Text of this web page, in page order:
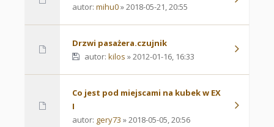
autor: mihu0» 2018-05-21, 20:55
Drzwi pasażera.czujnik
autor: kilos » 2012-01-16, 16:33
Co jest pod miejscami na kubek w EX
I
autor: gery73 » 2018-05-05, 20:56